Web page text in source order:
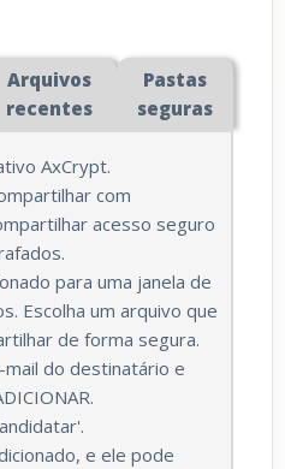
Arquivos
recentes
Pastas
seguras
AxCrypt.
com
acesso seguro
para uma janela de
Escolha um arquivo que
de forma segura.
do destinatário e
e ele pode